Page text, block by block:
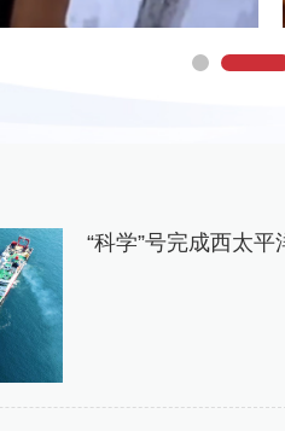
“科学”号完成西太